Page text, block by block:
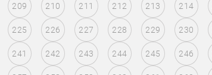
209 210 211 212 213 214
225 226 227 228 229 230
241 242 243 244 245 246